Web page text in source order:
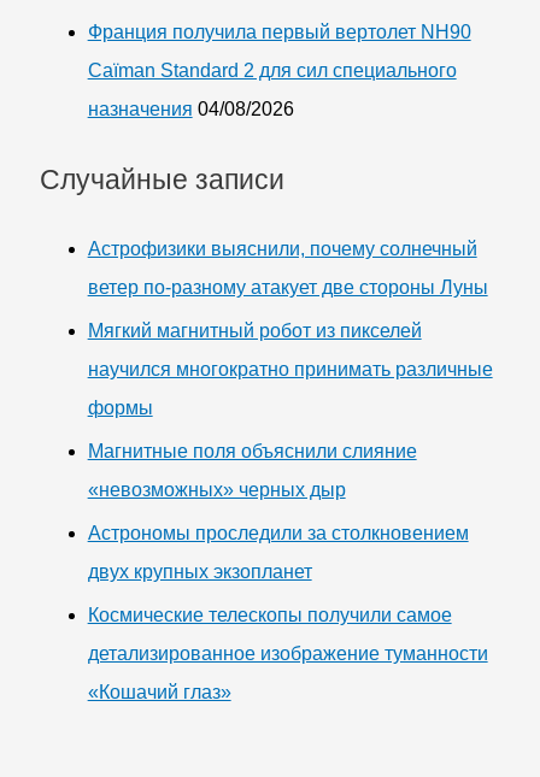
Франция получила первый вертолет NH90
Caïman Standard 2 для сил специального
назначения 04/08/2026
Случайные записи
Астрофизики выяснили, почему солнечный
ветер по-разному атакует две стороны Луны
Мягкий магнитный робот из пикселей
научился многократно принимать различные
формы
Магнитные поля объяснили слияние
«невозможных» черных дыр
Астрономы проследили за столкновением
двух крупных экзопланет
Космические телескопы получили самое
детализированное изображение туманности
«Кошачий глаз»